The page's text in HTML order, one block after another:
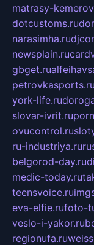
matrasy-
dotcustoms.ru
narasimha.ru
newsplain.ru
gbget.ru
petrovkasports.ru
york-life.ru
slovar-ivrit.ru
ovucontrol.ru
ru-industriya.ru
belgorod-day.ru
medic-today.ru
teensvoice.ru
eva-elfie.rufoto-
veslo-i-yakor.ru
regionufa.ru